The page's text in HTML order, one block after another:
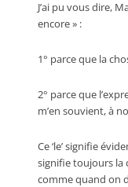
J’ai pu vous dire,
encore » :
1° parce que la
2° parce que
m’en souvient, à
Ce ‘le’ signifie
signifie toujours la
comme quand on